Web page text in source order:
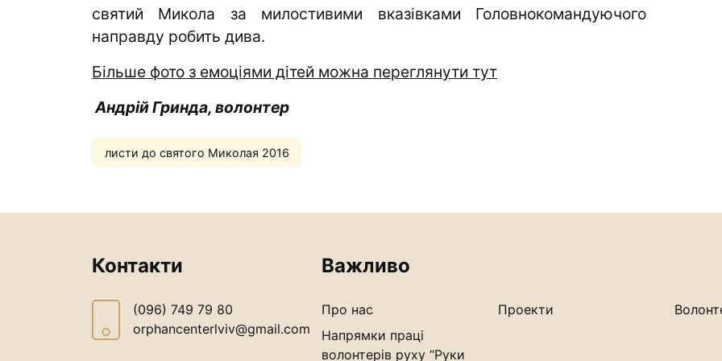
святий Микола за милостивими вказівками Головнокомандуючого
направду робить дива.
Більше фото з емоціями дітей можна переглянути тут
Андрій Гринда, волонтер
листи до святого Миколая 2016
Контакти
(096) 749 79 80
orphancenterlviv@gmail.com
Важливо
Про нас
Напрямки праці
волонтерів руху “Руки
Проекти